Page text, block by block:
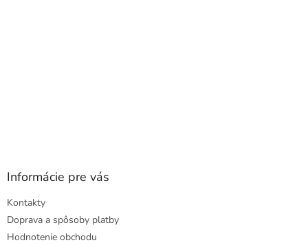
Informácie pre vás
Kontakty
Doprava a spôsoby platby
Hodnotenie obchodu